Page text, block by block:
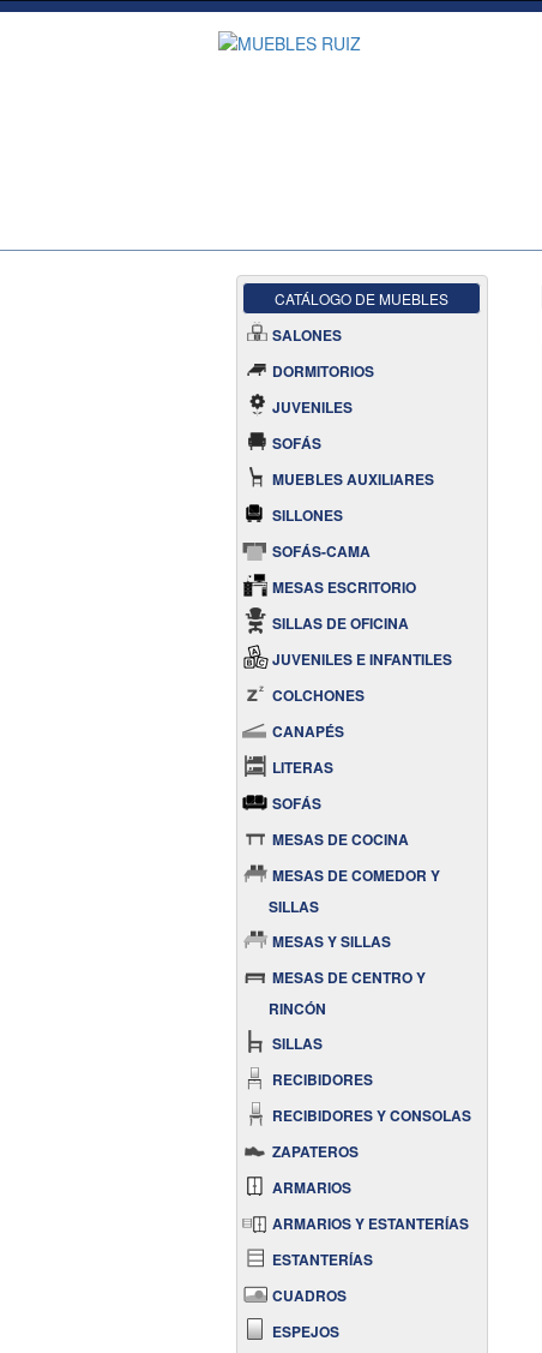
CATÁLOGO DE MUEBLES
SALONES
DORMITORIOS
JUVENILES
SOFÁS
MUEBLES AUXILIARES
SILLONES
SOFÁS-CAMA
MESAS ESCRITORIO
SILLAS DE OFICINA
JUVENILES E INFANTILES
COLCHONES
CANAPÉS
LITERAS
SOFÁS
MESAS DE COCINA
MESAS DE COMEDOR Y
SILLAS
MESAS Y SILLAS
MESAS DE CENTRO Y
RINCÓN
SILLAS
RECIBIDORES
RECIBIDORES Y CONSOLAS
ZAPATEROS
ARMARIOS
ARMARIOS Y ESTANTERÍAS
ESTANTERÍAS
CUADROS
ESPEJOS